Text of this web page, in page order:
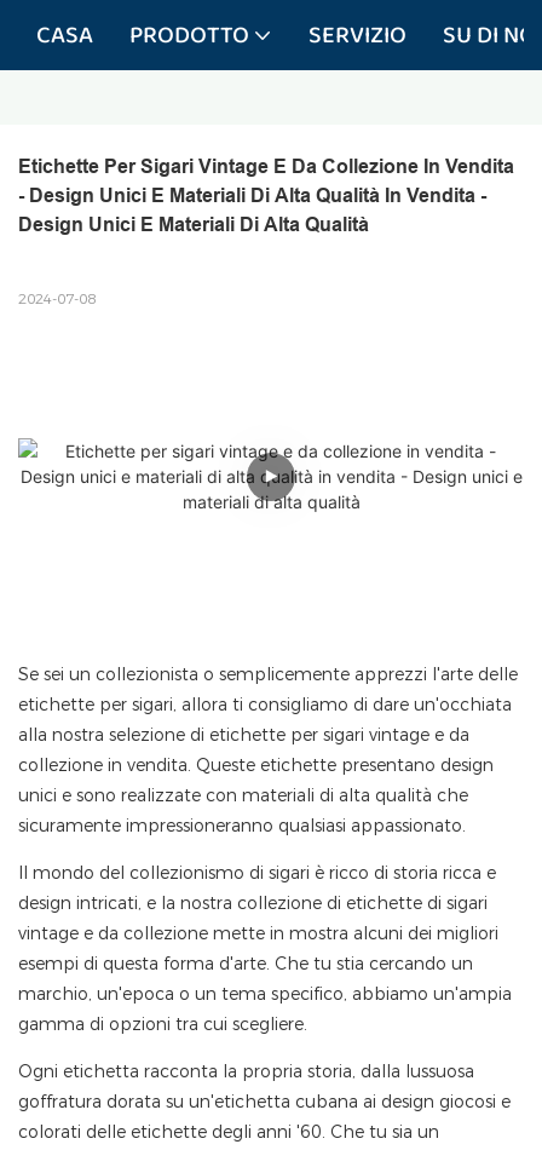
CASA PRODOTTO SERVIZIO SU DI NOI
Etichette Per Sigari Vintage E Da Collezione In Vendita
- Design Unici E Materiali Di Alta Qualità In Vendita -
Design Unici E Materiali Di Alta Qualità
2024-07-08
Se sei un collezionista o semplicemente apprezzi l'arte delle
etichette per sigari, allora ti consigliamo di dare un'occhiata
alla nostra selezione di etichette per sigari vintage e da
collezione in vendita. Queste etichette presentano design
unici e sono realizzate con materiali di alta qualità che
sicuramente impressioneranno qualsiasi appassionato.
Il mondo del collezionismo di sigari è ricco di storia ricca e
design intricati, e la nostra collezione di etichette di sigari
vintage e da collezione mette in mostra alcuni dei migliori
esempi di questa forma d'arte. Che tu stia cercando un
marchio, un'epoca o un tema specifico, abbiamo un'ampia
gamma di opzioni tra cui scegliere.
Ogni etichetta racconta la propria storia, dalla lussuosa
goffratura dorata su un'etichetta cubana ai design giocosi e
colorati delle etichette degli anni '60. Che tu sia un